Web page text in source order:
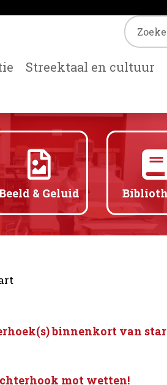
Streektaal en cultuur
& Geluid
binnenkort van
mot wetten!